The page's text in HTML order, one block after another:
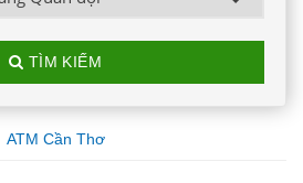
TÌM KIẾM
ATM Cần Thơ